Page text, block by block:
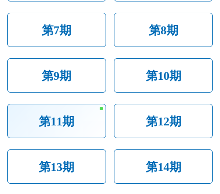
第7期 第8期
第9期 第10期
第11期 第12期
第13期 第14期